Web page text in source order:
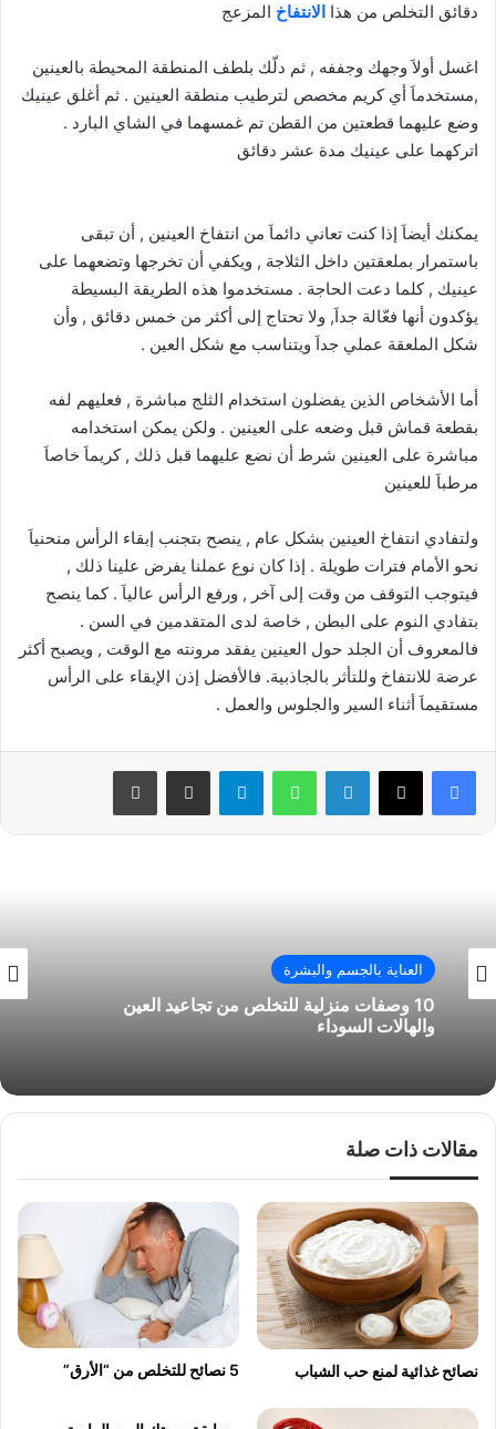
دقائق التخلص من هذا الانتفاخ المزعج
اغسل أولاَ وجهك وجففه , ثم دلّك بلطف المنطقة المحيطة بالعينين
,مستخدماَ أي كريم مخصص لترطيب منطقة العينين . ثم أغلق عينيك
وضع عليهما قطعتين من القطن تم غمسهما في الشاي البارد .
اتركهما على عينيك مدة عشر دقائق
يمكنك أيضاَ إذا كنت تعاني دائماَ من انتفاخ العينين , أن تبقى
باستمرار بملعقتين داخل الثلاجة , ويكفي أن تخرجها وتضعهما على
عينيك , كلما دعت الحاجة . مستخدموا هذه الطريقة البسيطة
يؤكدون أنها فعّالة جداَ, ولا تحتاج إلى أكثر من خمس دقائق , وأن
شكل الملعقة عملي جداَ ويتناسب مع شكل العين .
أما الأشخاص الذين يفضلون استخدام الثلج مباشرة , فعليهم لفه
بقطعة قماش قبل وضعه على العينين . ولكن يمكن استخدامه
مباشرة على العينين شرط أن نضع عليهما قبل ذلك , كريماَ خاصاَ
مرطباَ للعينين
ولتفادي انتفاخ العينين بشكل عام , ينصح بتجنب إبقاء الرأس منحنياَ
نحو الأمام فترات طويلة . إذا كان نوع عملنا يفرض علينا ذلك ,
فيتوجب التوقف من وقت إلى آخر , ورفع الرأس عالياَ . كما ينصح
بتفادي النوم على البطن , خاصة لدى المتقدمين في السن .
فالمعروف أن الجلد حول العينين يفقد مرونته مع الوقت , ويصبح أكثر
عرضة للانتفاخ وللتأثر بالجاذبية. فالأفضل إذن الإبقاء على الرأس
مستقيماَ أثناء السير والجلوس والعمل .
فيسبوك لينكدإن واتساب
العناية بالجسم والبشرة
10 وصفات منزلية للتخلص من تجاعيد العين
والهالات السوداء
مقالات ذات صلة
نصائح غذائية لمنع حب الشباب 5 نصائح للتخلص من “الأرق”